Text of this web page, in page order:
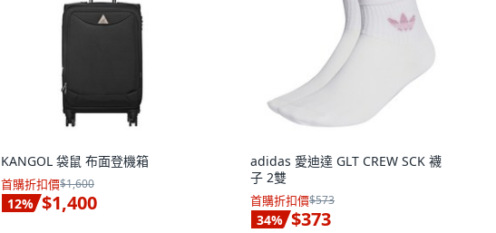
KANGOL 袋鼠 布面登機箱
首購折扣價$1,600
12% $1,400
adidas 愛迪達 GLT CREW SCK 襪
子 2雙
首購折扣價$573
34% $373